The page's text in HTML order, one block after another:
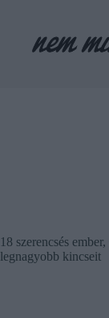
18 szerencsés
legnagyobb kincseit